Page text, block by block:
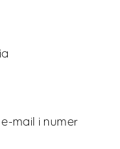
mail i numer